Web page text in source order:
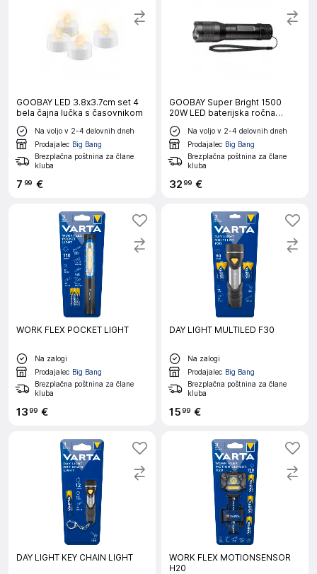
GOOBAY LED 3.8x3.7cm set 4
bela čajna lučka s časovnikom
Na voljo v 2-4 delovnih dneh
Prodajalec Big Bang
Brezplačna poštnina za člane
kluba
7 99 €
GOOBAY Super Bright 1500
20W LED baterijska ročna
svetilka
Na voljo v 2-4 delovnih dneh
Prodajalec Big Bang
Brezplačna poštnina za člane
kluba
3299 €
WORK FLEX POCKET LIGHT
Na zalogi
Prodajalec Big Bang
Brezplačna poštnina za člane
kluba
1399 €
DAY LIGHT MULTILED F30
Na zalogi
Prodajalec Big Bang
Brezplačna poštnina za člane
kluba
1599 €
DAY LIGHT KEY CHAIN LIGHT
WORK FLEX MOTIONSENSOR
H20